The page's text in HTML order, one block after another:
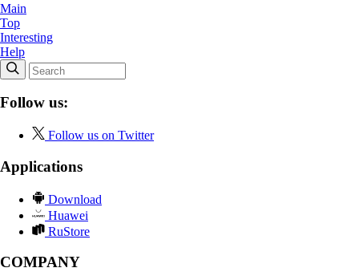
Main
Top
Interesting
Help
Follow us:
Follow us on Twitter
Applications
Download
Huawei
RuStore
COMPANY